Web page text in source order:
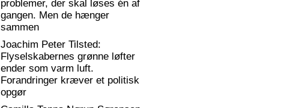
problemer, der skal løses én af
gangen. Men de hænger
sammen
Joachim Peter Tilsted:
Flyselskabernes grønne løfter
ender som varm luft.
Forandringer kræver et politisk
opgør